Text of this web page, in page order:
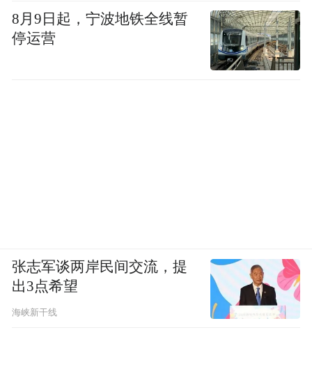
8月9日起，宁波地铁全线暂
停运营
张志军谈两岸民间交流，提
出3点希望
海峡新干线